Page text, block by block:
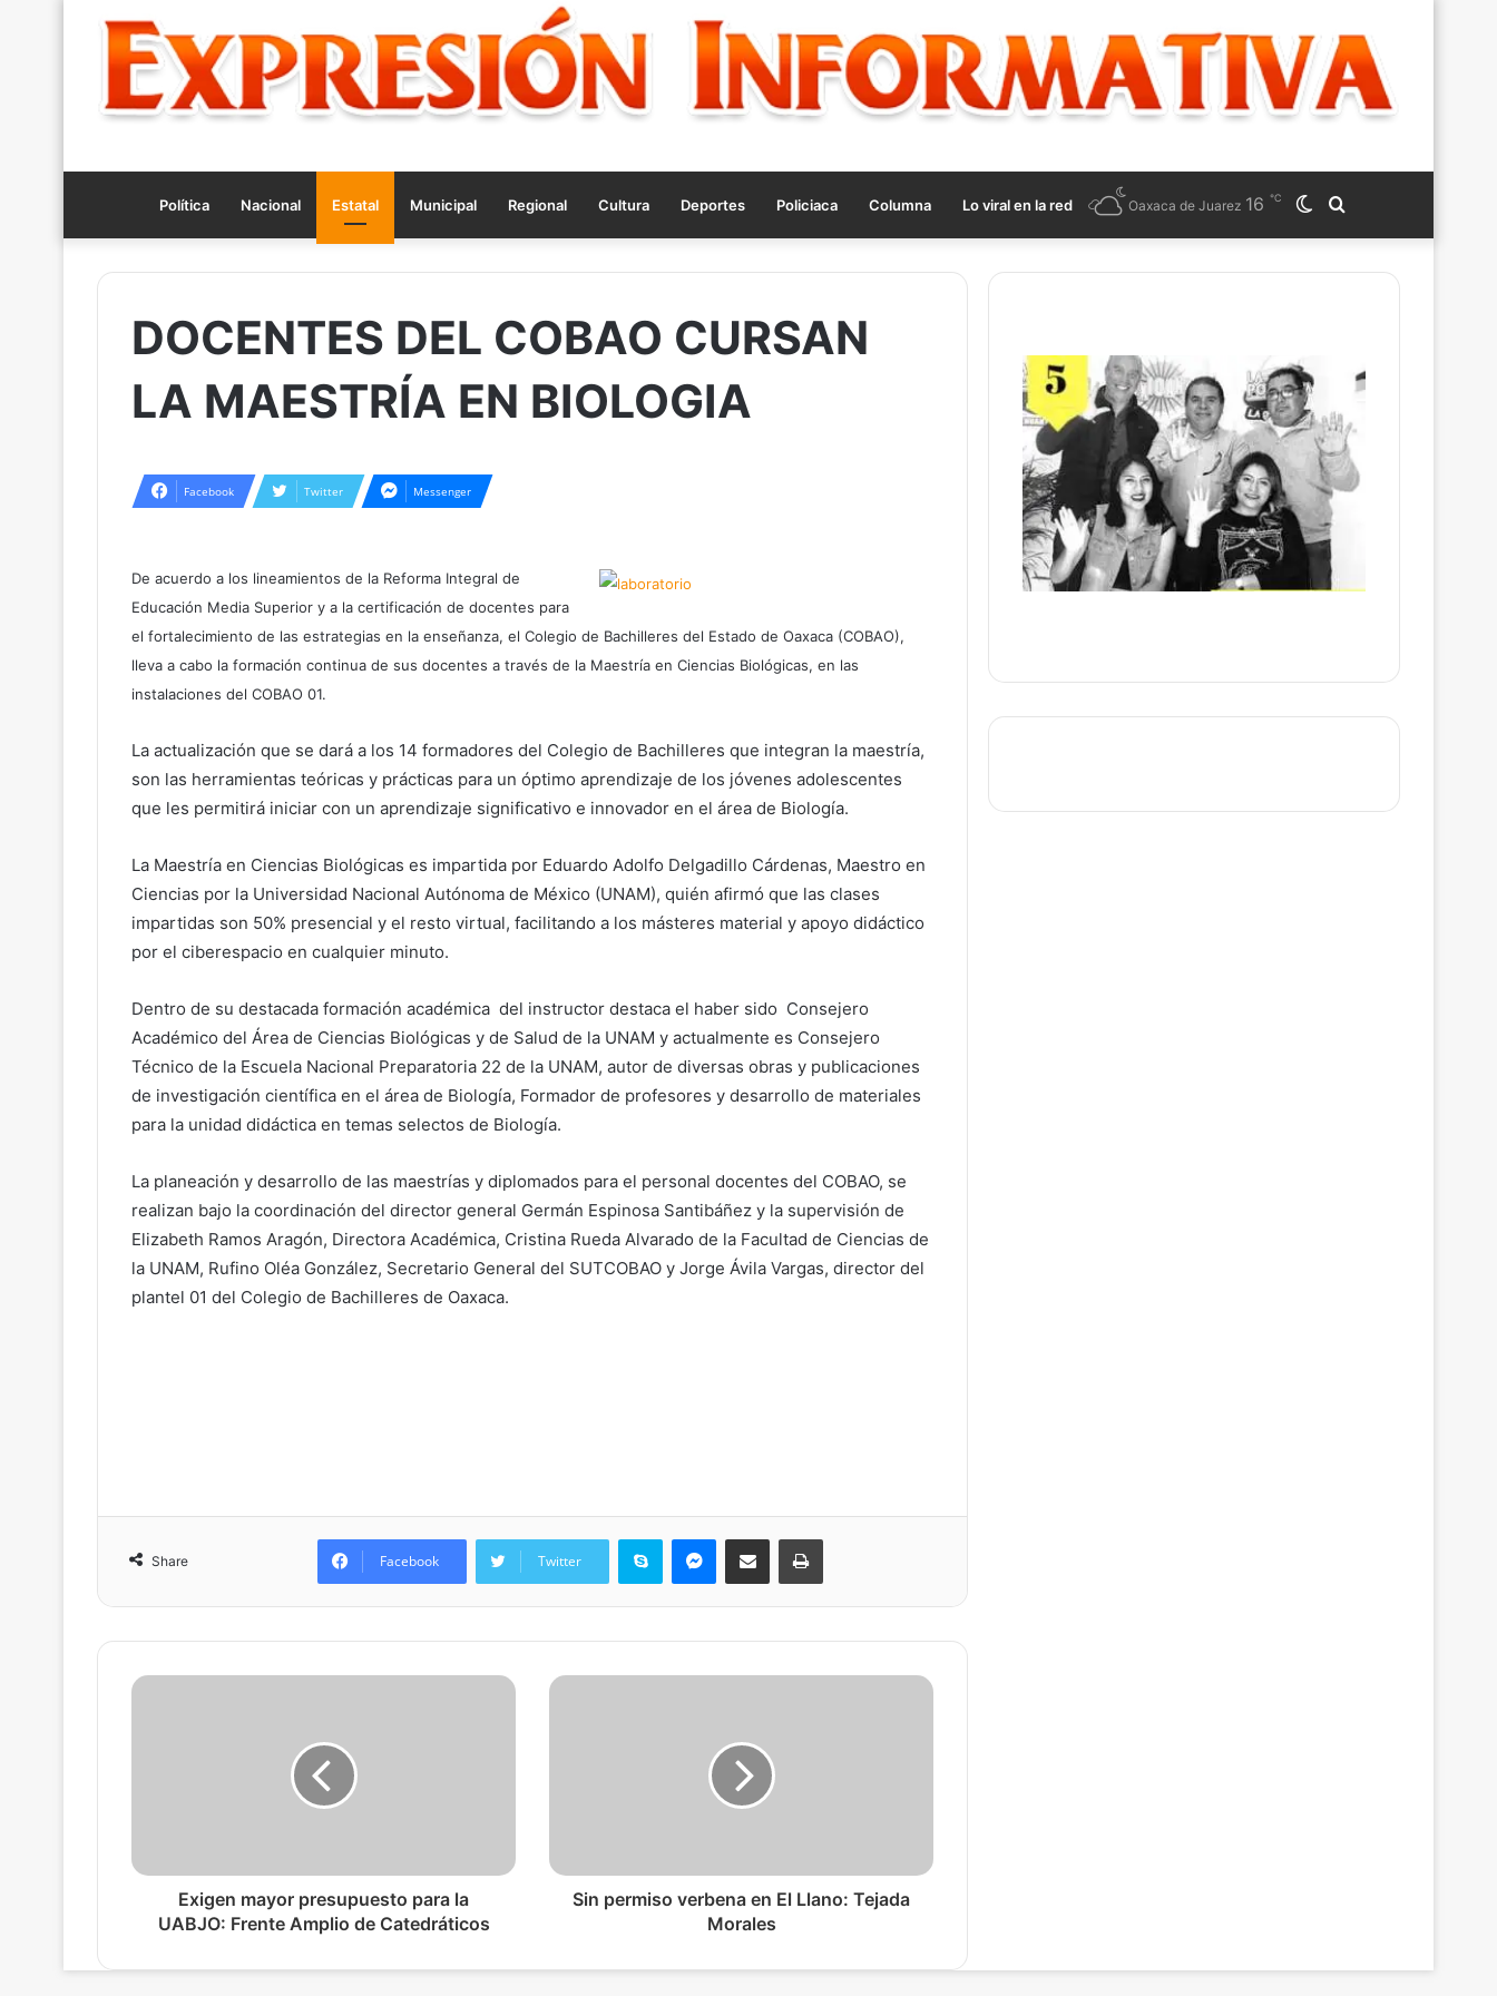
Política Nacional Estatal Municipal Regional Cultura Deportes Policiaca Columna Lo viral en la red
for
Switch
skin
Oaxaca de Juarez 16 ℃
DOCENTES DEL COBAO CURSAN
LA MAESTRÍA EN BIOLOGIA
Facebook Twitter Messenger
De acuerdo a los lineamientos de la Reforma Integral de
Educación Media Superior y a la certificación de docentes para
el fortalecimiento de las estrategias en la enseñanza, el Colegio de Bachilleres del Estado de Oaxaca (COBAO),
lleva a cabo la formación continua de sus docentes a través de la Maestría en Ciencias Biológicas, en las
instalaciones del COBAO 01.
La actualización que se dará a los 14 formadores del Colegio de Bachilleres que integran la maestría,
son las herramientas teóricas y prácticas para un óptimo aprendizaje de los jóvenes adolescentes
que les permitirá iniciar con un aprendizaje significativo e innovador en el área de Biología.
La Maestría en Ciencias Biológicas es impartida por Eduardo Adolfo Delgadillo Cárdenas, Maestro en
Ciencias por la Universidad Nacional Autónoma de México (UNAM), quién afirmó que las clases
impartidas son 50% presencial y el resto virtual, facilitando a los másteres material y apoyo didáctico
por el ciberespacio en cualquier minuto.
Dentro de su destacada formación académica del instructor destaca el haber sido Consejero
Académico del Área de Ciencias Biológicas y de Salud de la UNAM y actualmente es Consejero
Técnico de la Escuela Nacional Preparatoria 22 de la UNAM, autor de diversas obras y publicaciones
de investigación científica en el área de Biología, Formador de profesores y desarrollo de materiales
para la unidad didáctica en temas selectos de Biología.
La planeación y desarrollo de las maestrías y diplomados para el personal docentes del COBAO, se
realizan bajo la coordinación del director general Germán Espinosa Santibáñez y la supervisión de
Elizabeth Ramos Aragón, Directora Académica, Cristina Rueda Alvarado de la Facultad de Ciencias de
la UNAM, Rufino Oléa González, Secretario General del SUTCOBAO y Jorge Ávila Vargas, director del
plantel 01 del Colegio de Bachilleres de Oaxaca.
Share Facebook Twitter
Skype Messenger
Share via Email Print
Exigen mayor presupuesto para la
UABJO: Frente Amplio de Catedráticos
Sin permiso verbena en El Llano: Tejada
Morales